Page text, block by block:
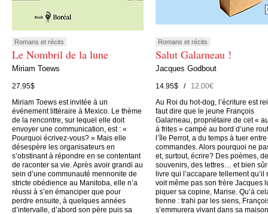
Romans et récits
Le Nombril de la lune
Miriam Toews
27.95$
Miriam Toews est invitée à un
événement littéraire à Mexico. Le thème
de la rencontre, sur lequel elle doit
envoyer une communication, est : «
Pourquoi écrivez-vous? » Mais elle
désespère les organisateurs en
s’obstinant à répondre en se contentant
de raconter sa vie. Après avoir grandi au
sein d’une communauté mennonite de
stricte obédience au Manitoba, elle n’a
réussi à s’en émanciper que pour
perdre ensuite, à quelques années
d’intervalle, d’abord son père puis sa
Romans et récits
Salut Galarneau !
Jacques Godbout
14.95$ /12.00€
Au Roi du hot-dog, l’écriture est
faut dire que le jeune François
Galarneau, propriétaire de cet «
à frites » campé au bord d’une
l’île Perrot, a du temps à tuer
commandes. Alors pourquoi ne
et, surtout, écrire? Des poèmes,
souvenirs, des lettres… et bien
livre qui l’accapare tellement qu’il
voit même pas son frère Jacques
piquer sa copine, Marise. Qu’à
tienne : trahi par les siens,
s’emmurera vivant dans sa